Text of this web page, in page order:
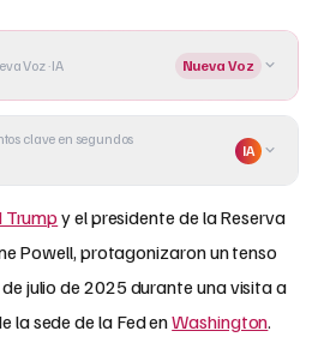
Voz · IA Nueva Voz
clave en segundos
IA
Trumpy el presidente de la Reserva
Powell, protagonizaron un tenso
julio de 2025 durante una visita a
la sede de la Fed enWashington.